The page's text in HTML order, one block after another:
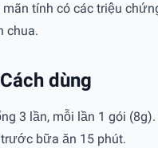
tính có các triệu
chua.
dùng
3 lần, mỗi lần 1 gói
bữa ăn 15 phút.